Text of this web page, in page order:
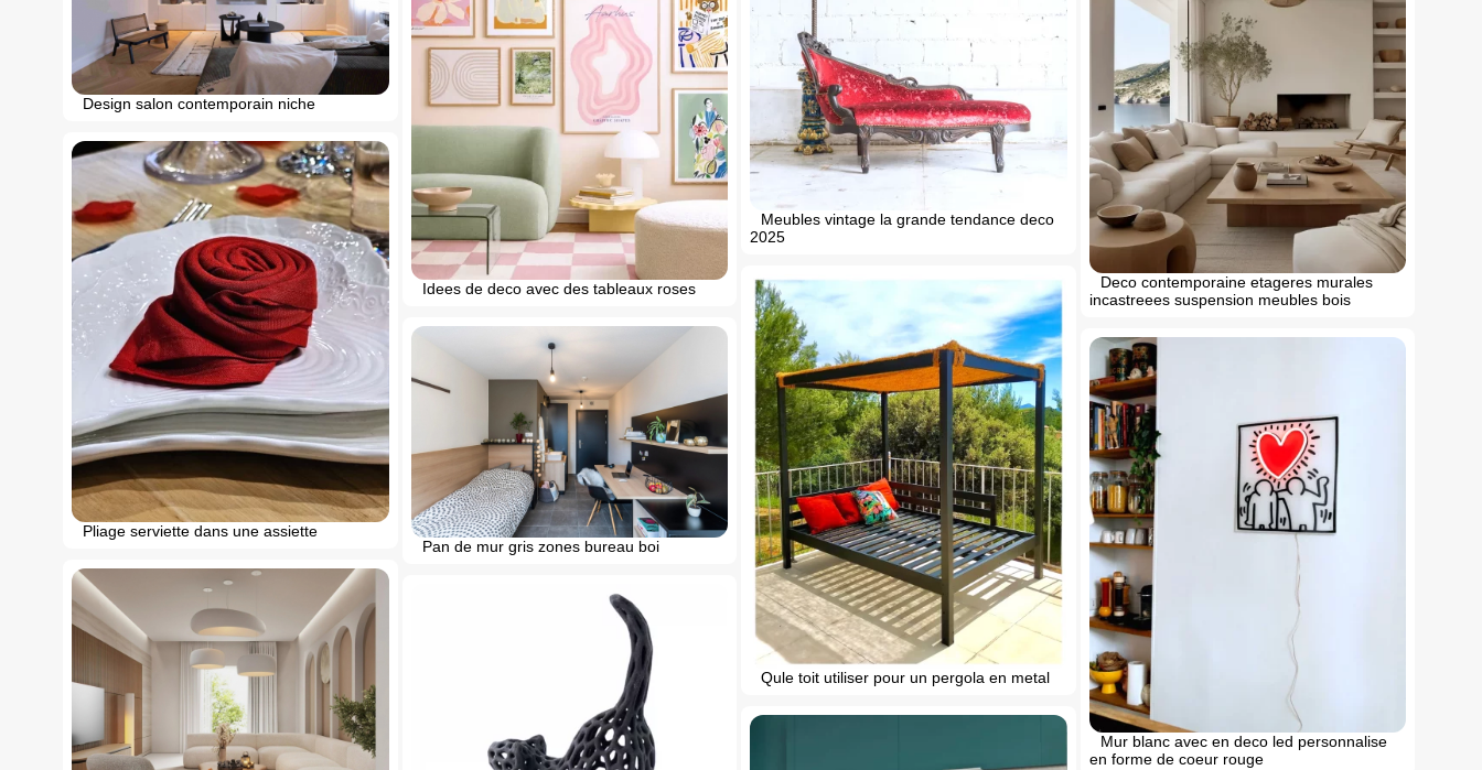
Design salon contemporain niche
Idees de deco avec des tableaux roses
Meubles vintage la grande tendance deco
2025
Deco contemporaine etageres murales
incastreees suspension meubles bois
Pliage serviette dans une assiette
Qule toit utiliser pour un pergola en metal
Pan de mur gris zones bureau boi
Mur blanc avec en deco led personnalise
en forme de coeur rouge